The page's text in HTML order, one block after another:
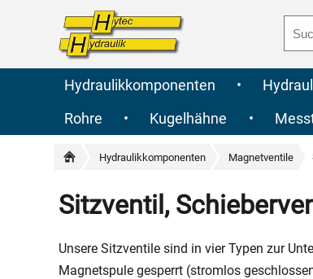
Hydraulikkomponenten •
Rohre
• Kugelhähne •
Hydraulikkomponenten Magnetventile
Sitzventil,
Unsere Sitzventile sind in vier Typen zur
Magnetspule gesperrt (stromlos